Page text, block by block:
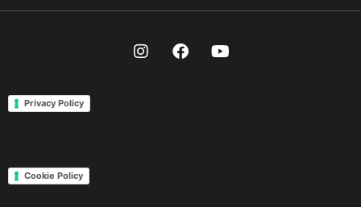
Privacy Policy
Cookie Policy